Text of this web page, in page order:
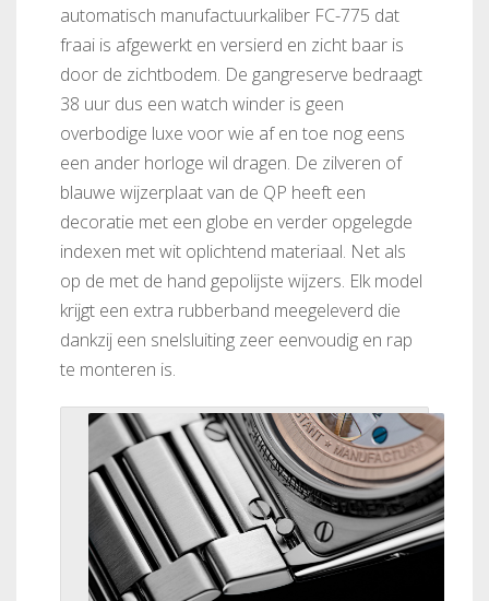
automatisch manufactuurkaliber FC-775 dat
fraai is afgewerkt en versierd en zicht baar is
door de zichtbodem. De gangreserve bedraagt
38 uur dus een watch winder is geen
overbodige luxe voor wie af en toe nog eens
een ander horloge wil dragen. De zilveren of
blauwe wijzerplaat van de QP heeft een
decoratie met een globe en verder opgelegde
indexen met wit oplichtend materiaal. Net als
op de met de hand gepolijste wijzers. Elk model
krijgt een extra rubberband meegeleverd die
dankzij een snelsluiting zeer eenvoudig en rap
te monteren is.